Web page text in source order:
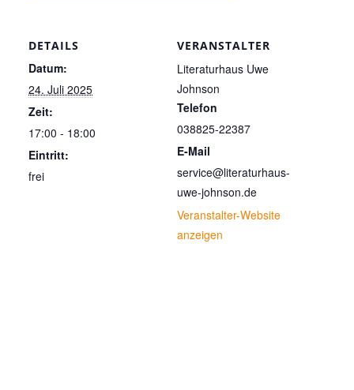
DETAILS
Datum:
24. Juli 2025
Zeit:
17:00 - 18:00
Eintritt:
frei
VERANSTALTER
Literaturhaus Uwe
Johnson
Telefon
038825-22387
E-Mail
service@literaturhaus-
uwe-johnson.de
Veranstalter-Website
anzeigen